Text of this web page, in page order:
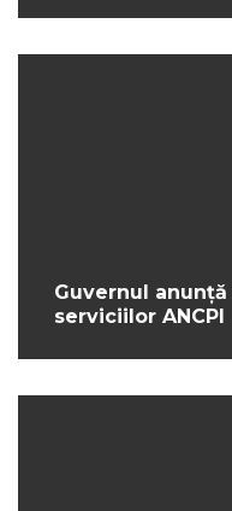
Guvernul
serviciilor ANCPI